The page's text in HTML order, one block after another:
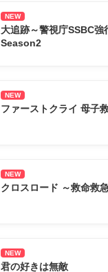
NEW
大追跡～警視庁SSBC強
Season2
NEW
ファーストクライ 母子
NEW
クロスロード ～救命救
NEW
君の好きは無敵